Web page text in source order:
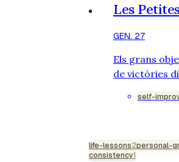
Les
GEN. 27
Els grans
de victòries
una
gran cosa.
self-
life-lessons2personal-
consistency1